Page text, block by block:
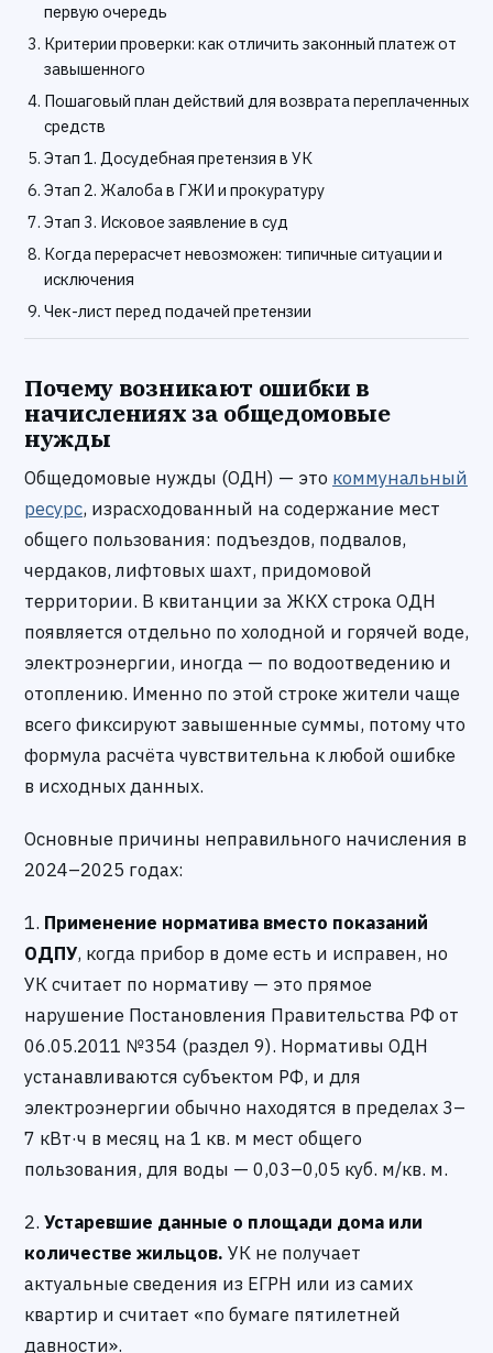
первую очередь
Критерии проверки: как отличить законный платеж от
завышенного
Пошаговый план действий для возврата переплаченных
средств
Этап 1. Досудебная претензия в УК
Этап 2. Жалоба в ГЖИ и прокуратуру
Этап 3. Исковое заявление в суд
Когда перерасчет невозможен: типичные ситуации и
исключения
Чек-лист перед подачей претензии
Почему возникают ошибки в
начислениях за общедомовые
нужды
Общедомовые нужды (ОДН) — это коммунальный
ресурс, израсходованный на содержание мест
общего пользования: подъездов, подвалов,
чердаков, лифтовых шахт, придомовой
территории. В квитанции за ЖКХ строка ОДН
появляется отдельно по холодной и горячей воде,
электроэнергии, иногда — по водоотведению и
отоплению. Именно по этой строке жители чаще
всего фиксируют завышенные суммы, потому что
формула расчёта чувствительна к любой ошибке
в исходных данных.
Основные причины неправильного начисления в
2024–2025 годах:
1. Применение норматива вместо показаний
ОДПУ, когда прибор в доме есть и исправен, но
УК считает по нормативу — это прямое
нарушение Постановления Правительства РФ от
06.05.2011 №354 (раздел 9). Нормативы ОДН
устанавливаются субъектом РФ, и для
электроэнергии обычно находятся в пределах 3–
7 кВт·ч в месяц на 1 кв. м мест общего
пользования, для воды — 0,03–0,05 куб. м/кв. м.
2. Устаревшие данные о площади дома или
количестве жильцов. УК не получает
актуальные сведения из ЕГРН или из самих
квартир и считает «по бумаге пятилетней
давности».